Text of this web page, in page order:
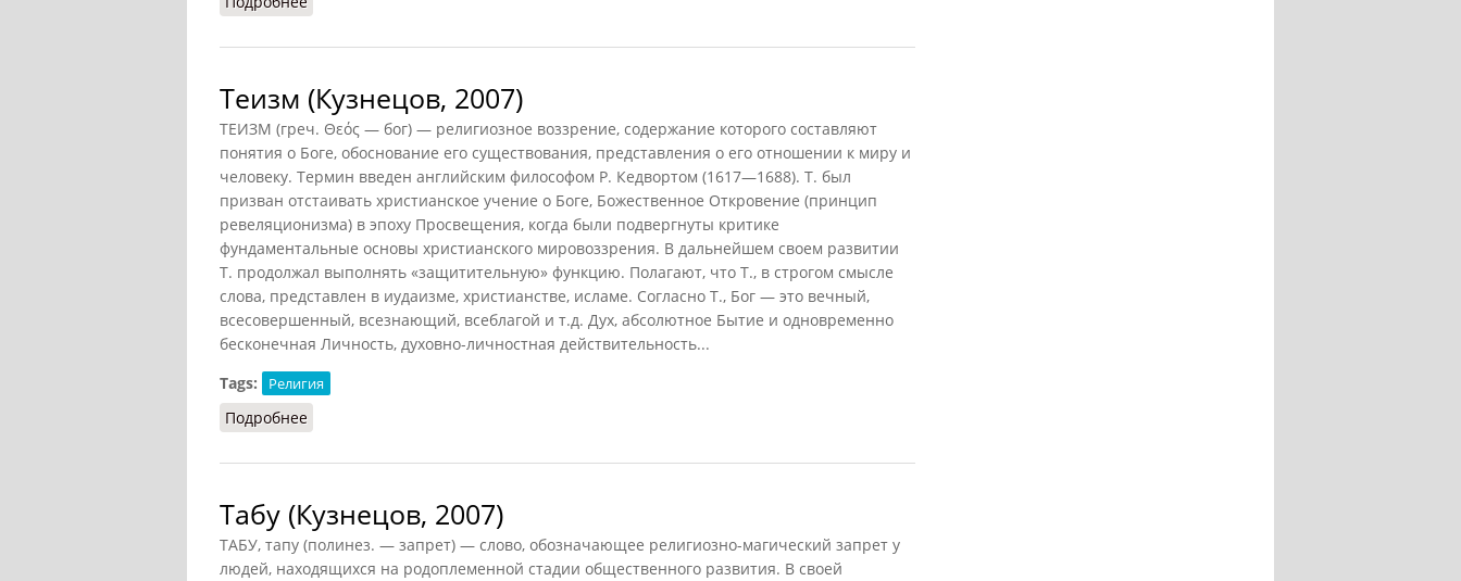
Теизм (Кузнецов, 2007)
ТЕИЗМ (греч. Θεός — бог) — религиозное воззрение, содержание которого составляют
понятия о Боге, обоснование его существования, представления о его отношении к миру и
человеку. Термин введен английским философом Р. Кедвортом (1617—1688). Т. был
призван отстаивать христианское учение о Боге, Божественное Откровение (принцип
ревеляционизма) в эпоху Просвещения, когда были подвергнуты критике
фундаментальные основы христианского мировоззрения. В дальнейшем своем развитии
Т. продолжал выполнять «защитительную» функцию. Полагают, что Т., в строгом смысле
слова, представлен в иудаизме, христианстве, исламе. Согласно Т., Бог — это вечный,
всесовершенный, всезнающий, всеблагой и т.д. Дух, абсолютное Бытие и одновременно
бесконечная Личность, духовно-личностная действительность...
Tags:
Религия
Подробнее
Табу (Кузнецов, 2007)
ТАБУ, тапу (полинез. — запрет) — слово, обозначающее религиозно-магический запрет у
людей, находящихся на родоплеменной стадии общественного развития. В своей